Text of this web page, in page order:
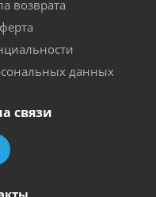
возврата
данных
связи